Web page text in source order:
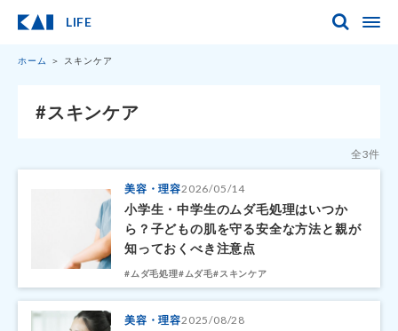
LIFE
ホーム スキンケア
#スキンケア
全3件
美容・理容2026/05/14
小学生・中学生のムダ毛処理はいつか
ら？子どもの肌を守る安全な方法と親が
知っておくべき注意点
#ムダ毛処理#ムダ毛#スキンケア
美容・理容2025/08/28